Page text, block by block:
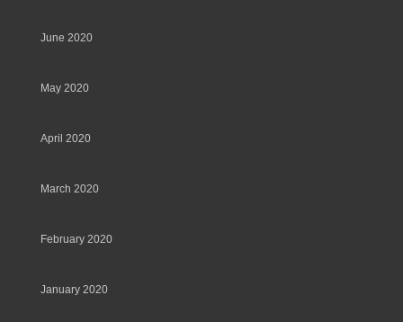
June 2020
May 2020
April 2020
March 2020
February 2020
January 2020